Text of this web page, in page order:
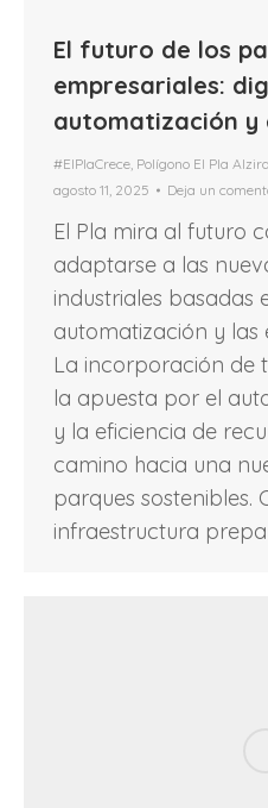
El futuro de los
empresariales:
automatización y
#ElPlaCrece, Polígono El Pla Alzira
agosto 11, 2025
Deja un
El Pla mira al futuro
adaptarse a las
industriales basadas
automatización y las
La incorporación de
la apuesta por el
y la eficiencia de
camino hacia una
parques sostenibles.
infraestructura